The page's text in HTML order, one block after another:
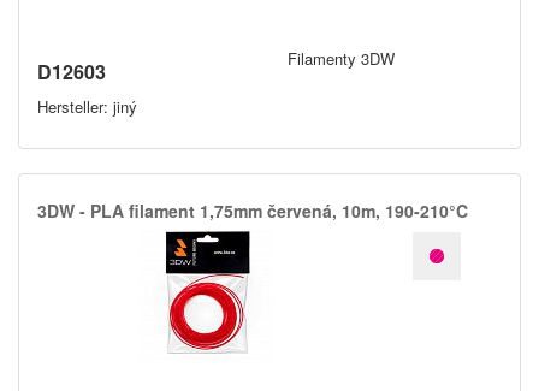
D12603
Hersteller: jiný
Filamenty 3DW
3DW -​ PLA filament 1,​75mm červená,​ 10m,​ 190-210°C